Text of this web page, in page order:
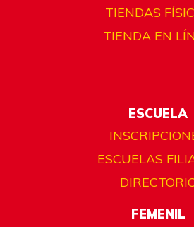
TIENDAS
TIENDA EN
ESCUELA
ESCUELAS
FEMENIL